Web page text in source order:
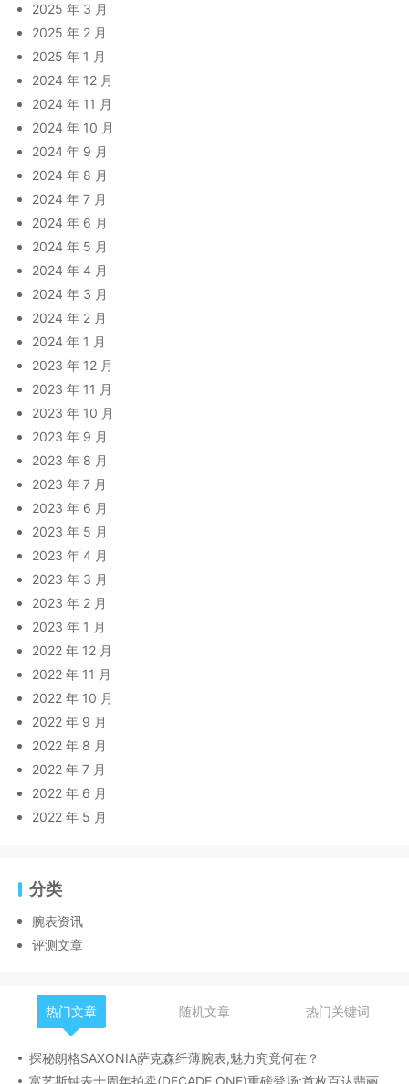
2025 年 3 月
2025 年 2 月
2025 年 1 月
2024 年 12 月
2024 年 11 月
2024 年 10 月
2024 年 9 月
2024 年 8 月
2024 年 7 月
2024 年 6 月
2024 年 5 月
2024 年 4 月
2024 年 3 月
2024 年 2 月
2024 年 1 月
2023 年 12 月
2023 年 11 月
2023 年 10 月
2023 年 9 月
2023 年 8 月
2023 年 7 月
2023 年 6 月
2023 年 5 月
2023 年 4 月
2023 年 3 月
2023 年 2 月
2023 年 1 月
2022 年 12 月
2022 年 11 月
2022 年 10 月
2022 年 9 月
2022 年 8 月
2022 年 7 月
2022 年 6 月
2022 年 5 月
分类
腕表资讯
评测文章
热门文章 随机文章 热门关键词
探秘朗格SAXONIA萨克森纤薄腕表,魅力究竟何在？